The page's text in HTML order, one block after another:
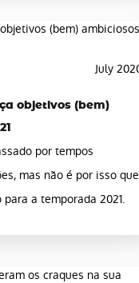
July
objetivos (bem)
por tempos
mas não é por isso que
a temporada 2021.